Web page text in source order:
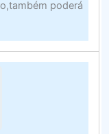
poderá